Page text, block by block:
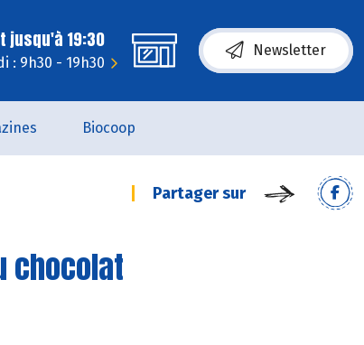
jusqu'à 19:30
: 9h30 - 19h30
Newsletter
Biocoop
Partager sur
chocolat